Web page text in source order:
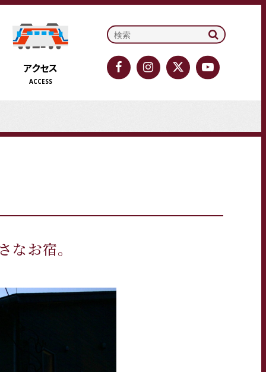
アクセス
ACCESS
検索:
大槌町観光交流協会の
大槌町観光交流協会
大槌町観光交
大槌町観
お宿。